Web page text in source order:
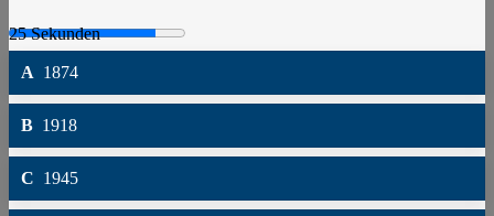
A 1874
B 1918
C 1945